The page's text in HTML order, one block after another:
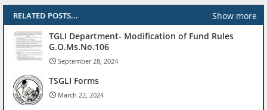
RELATED POSTS...
Show more
TGLI Department- Modification of Fund Rules
G.O.Ms.No.106
September 28, 2024
TSGLI Forms
March 22, 2024